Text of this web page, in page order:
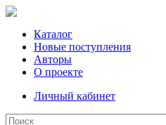
Каталог
Новые поступления
Авторы
О проекте
Личный кабинет